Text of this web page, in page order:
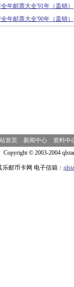
年邮票大全'91年（盖销）
年邮票大全'90年（盖销）
首页 新闻中心
资料中
Copyright © 2003-2004
邮币卡网 电子信箱：